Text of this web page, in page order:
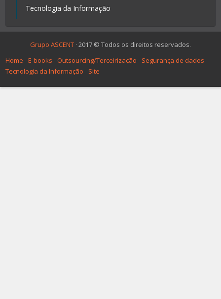
Tecnologia da Informação
Grupo ASCENT · 2017 © Todos os direitos reservados.
Home
E-books Outsourcing/Terceirização
Segurança de dados
Tecnologia da Informação
Site